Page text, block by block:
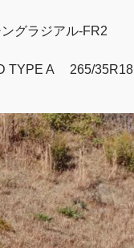
グラジアル-FR2
A 265/35R18